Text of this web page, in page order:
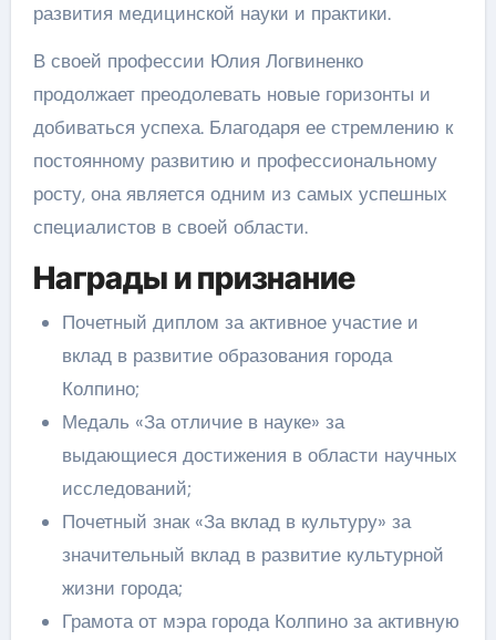
развития медицинской науки и практики.
В своей профессии Юлия Логвиненко
продолжает преодолевать новые горизонты и
добиваться успеха. Благодаря ее стремлению к
постоянному развитию и профессиональному
росту, она является одним из самых успешных
специалистов в своей области.
Награды и признание
Почетный диплом за активное участие и
вклад в развитие образования города
Колпино;
Медаль «За отличие в науке» за
выдающиеся достижения в области научных
исследований;
Почетный знак «За вклад в культуру» за
значительный вклад в развитие культурной
жизни города;
Грамота от мэра города Колпино за активную